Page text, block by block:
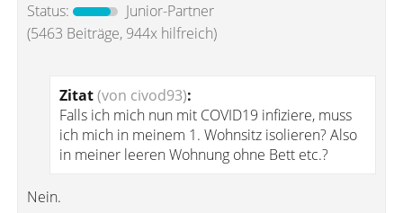
Status:
Junior-Partner
(5463 Beiträge, 944x hilfreich)
Zitat(von civod93):
Falls ich mich nun mit COVID19 infiziere, muss
ich mich in meinem 1. Wohnsitz isolieren? Also
in meiner leeren Wohnung ohne Bett etc.?
Nein.